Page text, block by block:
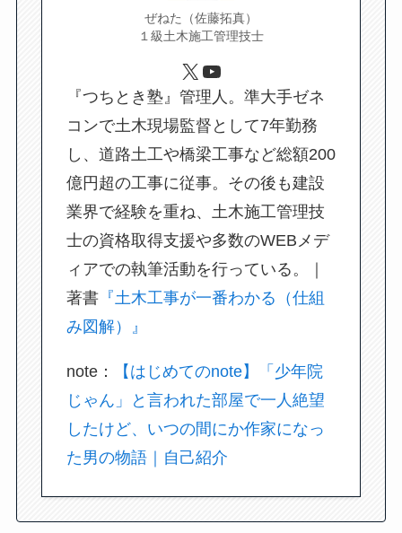
ぜねた（佐藤拓真）
１級土木施工管理技士
X YouTube
『つちとき塾』管理人。準大手ゼネ
コンで土木現場監督として7年勤務
し、道路土工や橋梁工事など総額200
億円超の工事に従事。その後も建設
業界で経験を重ね、土木施工管理技
士の資格取得支援や多数のWEBメデ
ィアでの執筆活動を行っている。｜
著書『土木工事が一番わかる（仕組
み図解）』
note：
【はじめてのnote】「少年院
じゃん」と言われた部屋で一人絶望
したけど、いつの間にか作家になっ
た男の物語｜自己紹介